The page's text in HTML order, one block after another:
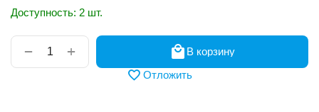
Доступность: 2 шт.
+
−
В корзину
Отложить